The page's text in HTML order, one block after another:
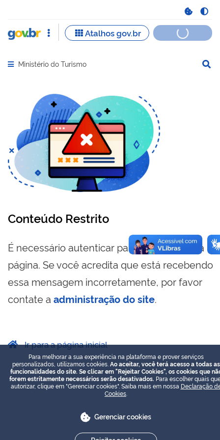
Abrir menu principal de navegação
Ministério do Turismo
Conteúdo Restrito
É necessário autenticar para visualizar essa
página. Se você acredita que está recebendo
essa mensagem incorretamente, por favor
contate a administração do site.
Ir para a página inicial
Para melhorar a sua experiência na plataforma e prover serviços
personalizados, utilizamos cookies. Ao aceitar, você terá acesso a todas as
funcionalidades do site. Se clicar em "Rejeitar Cookies", os cookies que
forem estritamente necessários serão desativados. Para escolher quais
autorizar, clique em "Gerenciar cookies". Saiba mais em nossa Declaração
Cookies
Gerenciar cookies